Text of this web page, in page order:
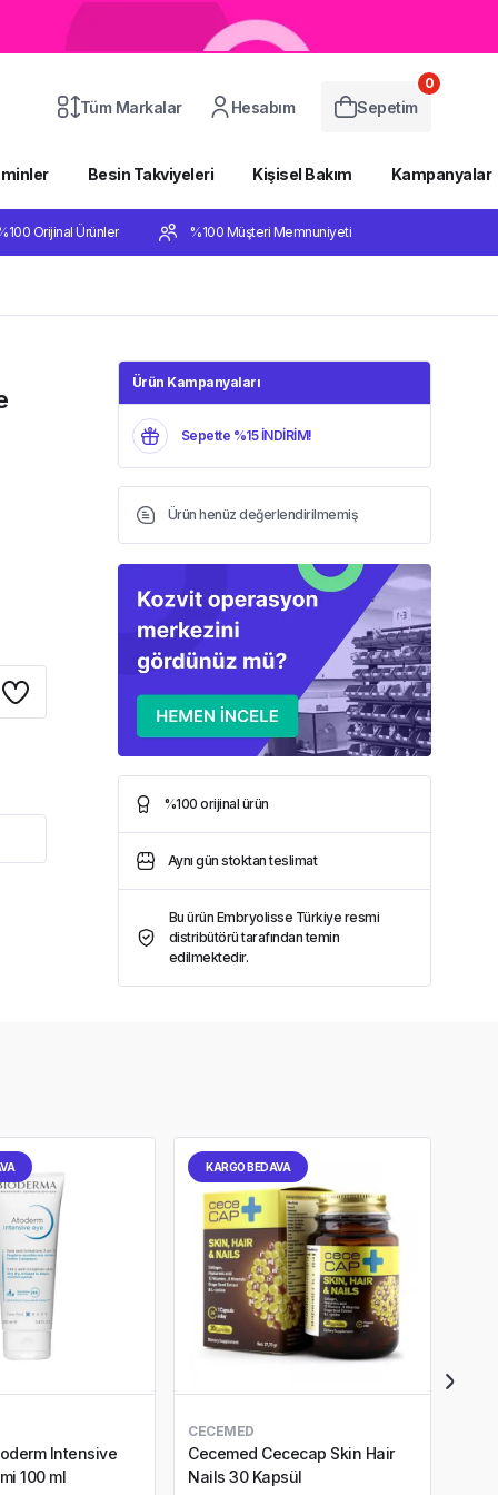
Tüm Markalar Hesabım Sepetim
0
Besin Takviyeleri Kişisel Bakım Kampanyalar
Orijinal Ürünler %100 Müşteri Memnuniyeti
Ürün Kampanyaları
Sepette %15 İNDİRİM!
Ürün henüz değerlendirilmemiş
%100 orijinal ürün
Aynı gün stoktan teslimat
Bu ürün Embryolisse Türkiye resmi
distribütörü tarafından temin
edilmektedir.
Intensive
100 ml
KARGO BEDAVA
CECEMED
Cecemed Cececap Skin Hair
Nails 30 Kapsül